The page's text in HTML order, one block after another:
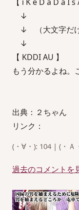
↓
↓ （大文字だけ
↓
【 KDDI AU 】
もう分かるよね。
出典：２ちゃん
リンク：
(・∀・): 104 | (・Ａ
過去のコメントを